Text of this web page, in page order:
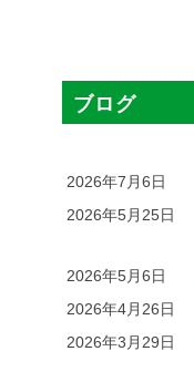
ブログ
2026年7月6日
2026年5月25日
2026年5月6日
2026年4月26日
2026年3月29日